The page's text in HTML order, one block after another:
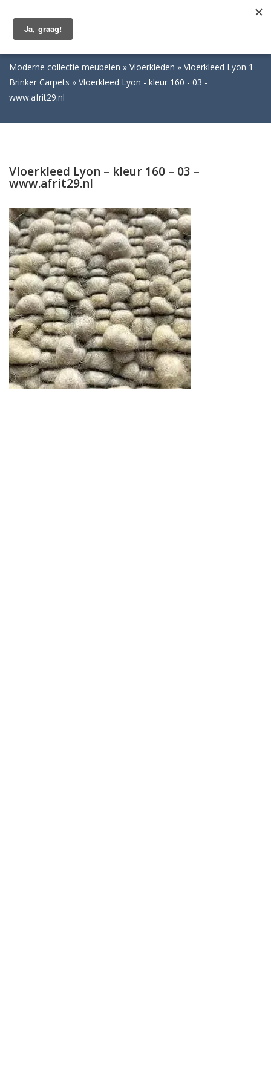
Moderne collectie meubelen Vloerkleden
Vloerkleed Lyon 1 -
Brinker Carpets
Vloerkleed Lyon - kleur 160 - 03 -
www.afrit29.nl
Vloerkleed Lyon – kleur 160 – 03 –
www.afrit29.nl